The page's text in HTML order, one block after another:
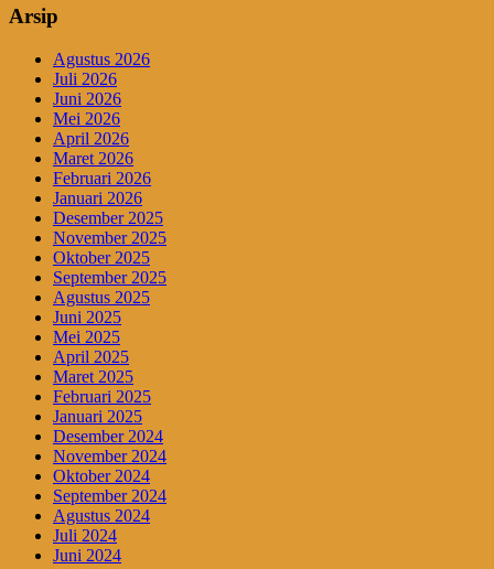
Arsip
Agustus 2026
Juli 2026
Juni 2026
Mei 2026
April 2026
Maret 2026
Februari 2026
Januari 2026
Desember 2025
November 2025
Oktober 2025
September 2025
Agustus 2025
Juni 2025
Mei 2025
April 2025
Maret 2025
Februari 2025
Januari 2025
Desember 2024
November 2024
Oktober 2024
September 2024
Agustus 2024
Juli 2024
Juni 2024